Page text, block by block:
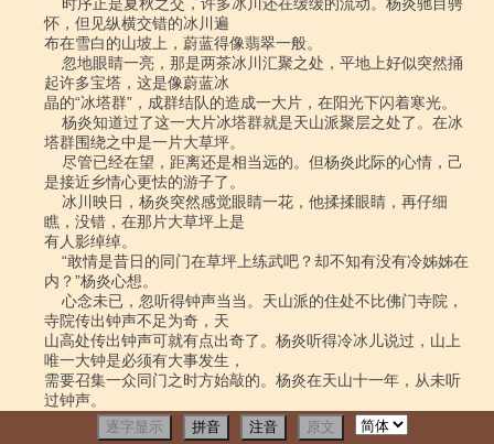
逐字显示 拼音 注音 原文